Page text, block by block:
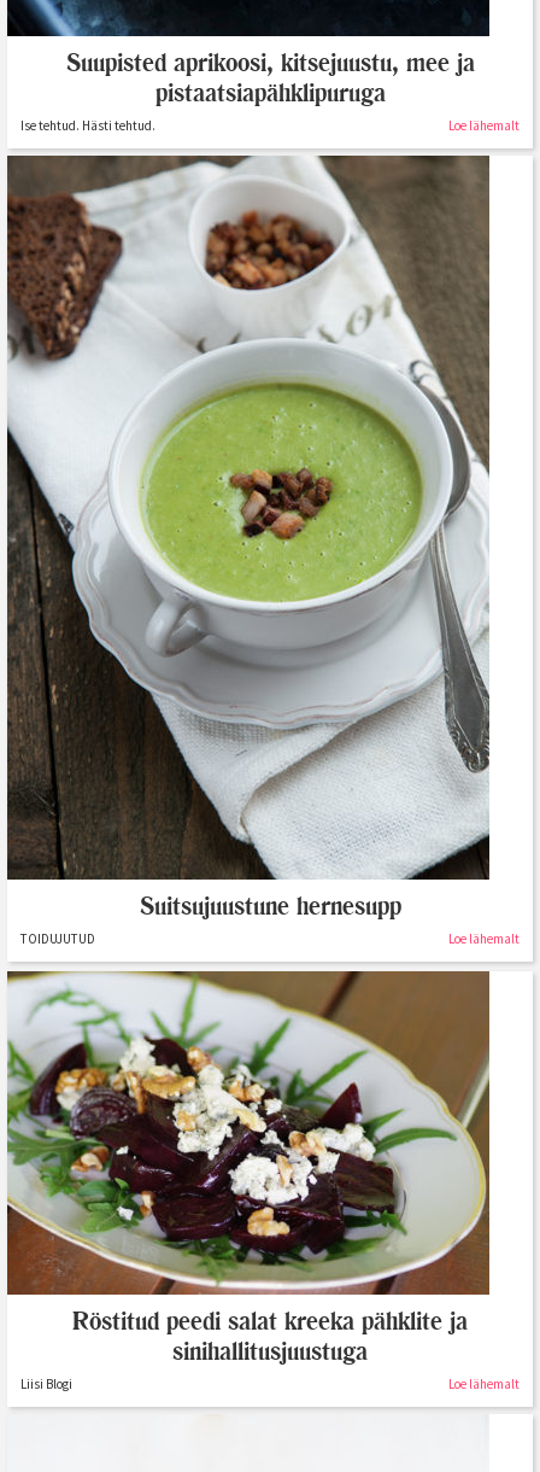
Suupisted aprikoosi, kitsejuustu, mee ja
pistaatsiapähklipuruga
Ise tehtud. Hästi tehtud. Loe lähemalt
Suitsujuustune hernesupp
TOIDUJUTUD Loe lähemalt
Röstitud peedi salat kreeka pähklite ja
sinihallitusjuustuga
Liisi Blogi Loe lähemalt